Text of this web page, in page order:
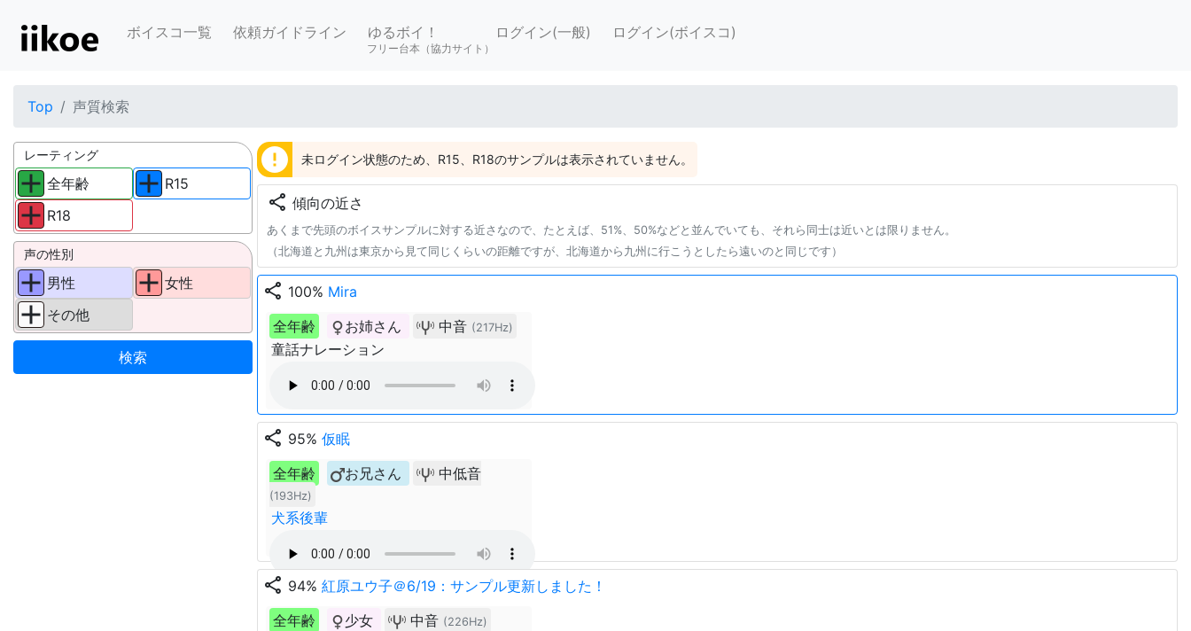
ボイスコ一覧 依頼ガイドライン ゆるボイ！
フリー台本（協力サイト）
ログイン(一般) ログイン(ボイスコ)
Top 声質検索
レーティング
全年齢
R18
R15
声の性別
男性
その他
女性
error 未ログイン状態のため、R15、R18のサンプルは表示されていません。
share 傾向の近さ
あくまで先頭のボイスサンプルに対する近さなので、たとえば、51%、50%などと並んでいても、それら同士は近いとは限りません。
（北海道と九州は東京から見て同じくらいの距離ですが、北海道から九州に行こうとしたら遠いのと同じです）
share 100% Mira
全年齢
お姉さん 中音 (217Hz)
童話ナレーション
share 95% 仮眠
全年齢
お兄さん 中低音
(193Hz)
犬系後輩
share 94% 紅原ユウ子＠6/19：サンプル更新しました！
全年齢
少女 中音 (226Hz)